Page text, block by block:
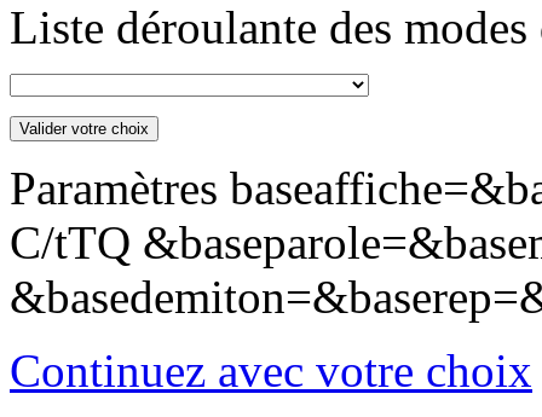
Liste déroulante des
Paramètres
C/tTQ
Continuez avec votre choix